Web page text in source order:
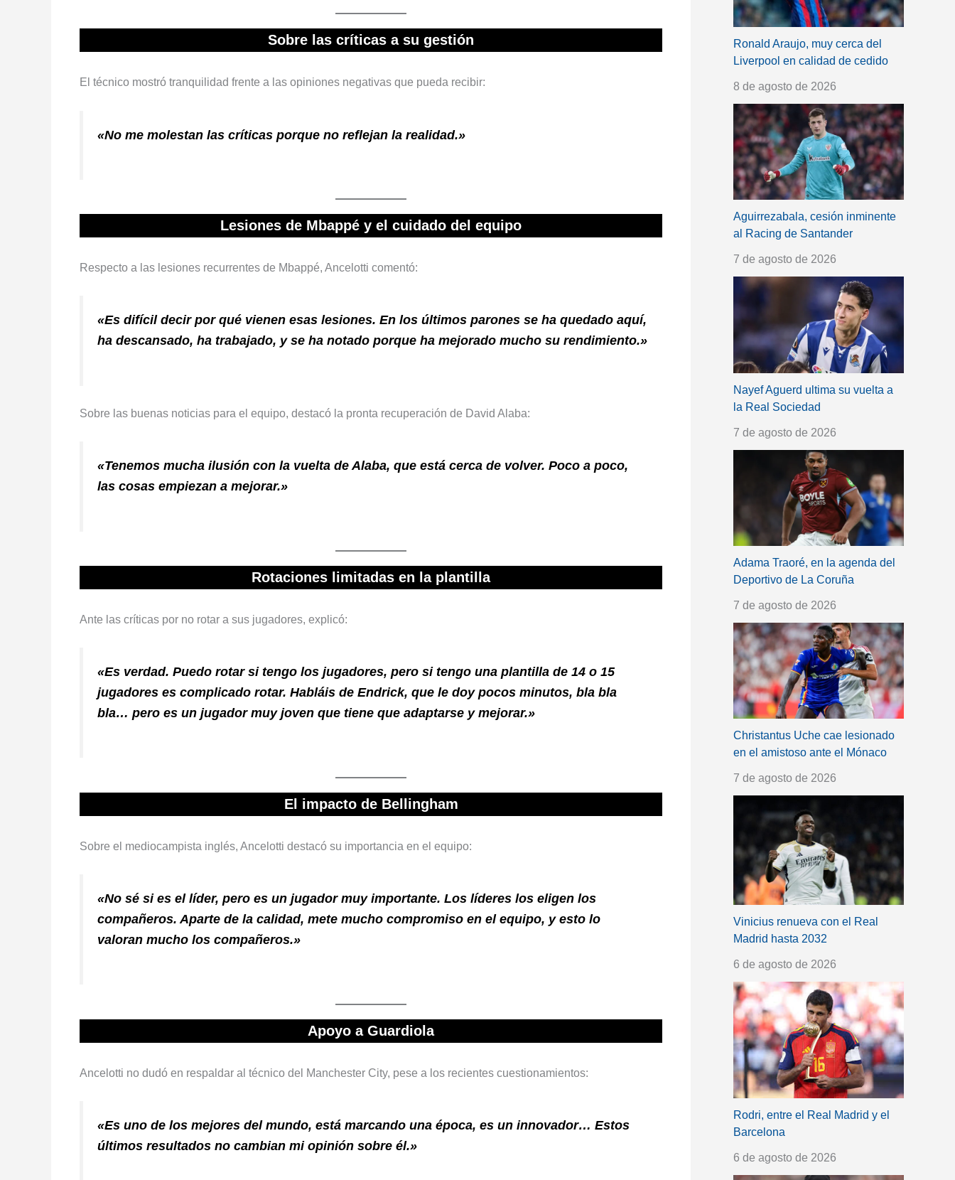
Sobre las críticas a su gestión
El técnico mostró tranquilidad frente a las opiniones negativas que pueda recibir:
«No me molestan las críticas porque no reflejan la realidad.»
Lesiones de Mbappé y el cuidado del equipo
Respecto a las lesiones recurrentes de Mbappé, Ancelotti comentó:
«Es difícil decir por qué vienen esas lesiones. En los últimos parones se ha quedado aquí,
ha descansado, ha trabajado, y se ha notado porque ha mejorado mucho su rendimiento.»
Sobre las buenas noticias para el equipo, destacó la pronta recuperación de David Alaba:
«Tenemos mucha ilusión con la vuelta de Alaba, que está cerca de volver. Poco a poco,
las cosas empiezan a mejorar.»
Rotaciones limitadas en la plantilla
Ante las críticas por no rotar a sus jugadores, explicó:
«Es verdad. Puedo rotar si tengo los jugadores, pero si tengo una plantilla de 14 o 15
jugadores es complicado rotar. Habláis de Endrick, que le doy pocos minutos, bla bla
bla… pero es un jugador muy joven que tiene que adaptarse y mejorar.»
El impacto de Bellingham
Sobre el mediocampista inglés, Ancelotti destacó su importancia en el equipo:
«No sé si es el líder, pero es un jugador muy importante. Los líderes los eligen los
compañeros. Aparte de la calidad, mete mucho compromiso en el equipo, y esto lo
valoran mucho los compañeros.»
Apoyo a Guardiola
Ancelotti no dudó en respaldar al técnico del Manchester City, pese a los recientes cuestionamientos:
«Es uno de los mejores del mundo, está marcando una época, es un innovador… Estos
últimos resultados no cambian mi opinión sobre él.»
Ronald Araujo, muy cerca del
Liverpool en calidad de cedido
8 de agosto de 2026
Aguirrezabala, cesión inminente
al Racing de Santander
7 de agosto de 2026
Nayef Aguerd ultima su vuelta a
la Real Sociedad
7 de agosto de 2026
Adama Traoré, en la agenda del
Deportivo de La Coruña
7 de agosto de 2026
Christantus Uche cae lesionado
en el amistoso ante el Mónaco
7 de agosto de 2026
Vinicius renueva con el Real
Madrid hasta 2032
6 de agosto de 2026
Rodri, entre el Real Madrid y el
Barcelona
6 de agosto de 2026